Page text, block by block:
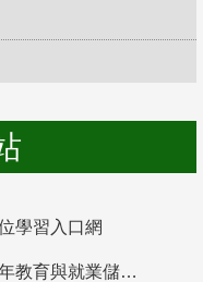
學習入口網
青年教育與就業儲蓄帳戶